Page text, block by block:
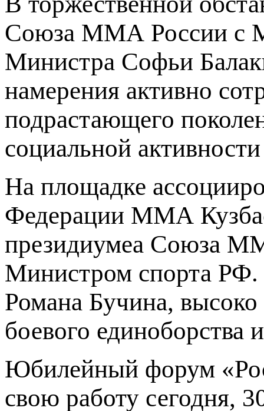
Союза ММА России с
Министра Софьи
намерения активно
подрастающего
социальной
На площадке
Федерации ММА
президиумeа Союза
Министром спорта
Романа Бучина,
боевого единоборства
Юбилейный форум
свою работу сегодня,